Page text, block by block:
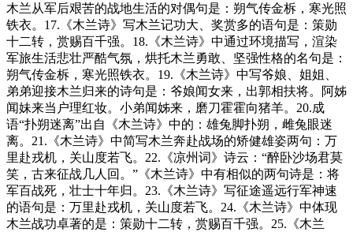
木兰从军后艰苦的战地生活的对偶句是：朔气传金柝，寒光照
铁衣。17.《木兰诗》写木兰记功大、奖赏多的语句是：策勋
十二转，赏赐百千强。18.《木兰诗》中通过环境描写，渲染
军旅生活悲壮严酷气氛，烘托木兰勇敢、坚强性格的名句是：
朔气传金柝，寒光照铁衣。19.《木兰诗》中写爷娘、姐姐、
弟弟迎接木兰归来的诗句是：爷娘闻女来，出郭相扶将。阿姊
闻妹来当户理红妆。小弟闻姊来，磨刀霍霍向猪羊。20.成
语“扑朔迷离”出自《木兰诗》中的：雄兔脚扑朔，雌兔眼迷
离。21.《木兰诗》中简写木兰奔赴战场的矫健雄姿两句：万
里赴戎机，关山度若飞。22.《凉州词》诗云：“醉卧沙场君莫
笑，古来征战几人回。”《木兰诗》中有相似的两句诗是：将
军百战死，壮士十年归。23.《木兰诗》写征途遥远行军神速
的语句是：万里赴戎机，关山度若飞。24.《木兰诗》中体现
木兰战功卓著的是：策勋十二转，赏赐百千强。25.《木兰